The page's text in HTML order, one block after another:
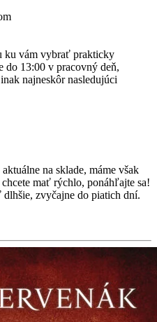
ku vám vybrať prakticky
do 13:00 v pracovný deň,
najneskôr nasledujúci
na sklade, máme však
mať rýchlo, ponáhľajte sa!
zvyčajne do piatich dní.